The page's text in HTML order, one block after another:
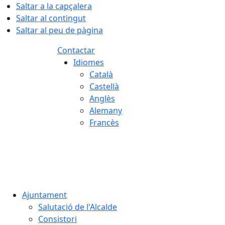
Saltar a la capçalera
Saltar al contingut
Saltar al peu de pàgina
Contactar
Idiomes
Català
Castellà
Anglès
Alemany
Francès
Ajuntament
Salutació de l'Alcalde
Consistori